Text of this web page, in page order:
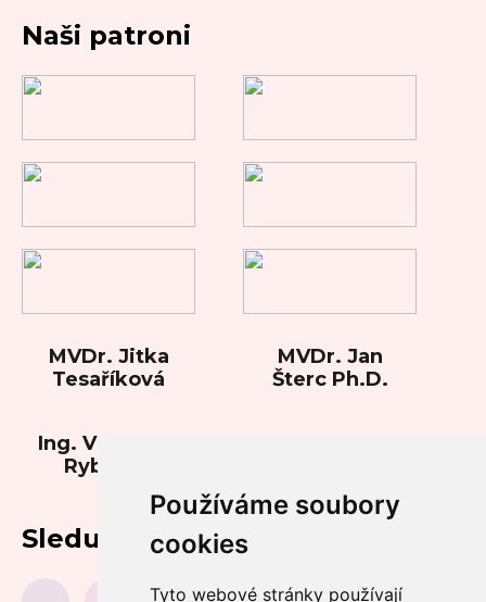
Používáme soubory
cookies
Tyto webové stránky používají
Naši patroni
MVDr. Jitka
Tesaříková
MVDr. Jan
Šterc Ph.D.
Ing. Vladimíra
Rybková
Sledujte nás